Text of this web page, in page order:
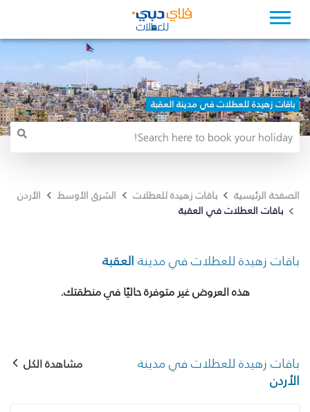
باقات زهيدة للعطلات في مدينة العقبة
الصفحة الرئيسية باقات زهيدة للعطلات الشرق الأوسط
الأردن
باقات العطلات في العقبة
باقات زهيدة للعطلات في مدينة العقبة
هذه العروض غير متوفرة حاليًا في منطقتك.
باقات زهيدة للعطلات في مدينة
الأردن
مشاهدة الكل